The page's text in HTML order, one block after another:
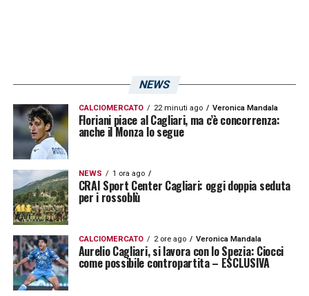
loro dichiarazioni, hanno commesso un
errore madornale: l’Udinese anticipando la
condanna, il Cagliari liquidando tutto come
una questione di campo. Posizioni che
favoriscono la partigianeria e non il dialogo,
il confronto, la presa di coscienza e la
ricerca della verità. Affidarsi alla giustizia
sportiva, sebbene perennemente tra le
polemiche e capace di auto delegittimarsi, è
l’unico modo per garantire la convivenza
NEWS
CALCIOMERCATO 22 minuti ago Veronica Mandala
Floriani piace al Cagliari, ma c’è concorrenza:
anche il Monza lo segue
NEWS 1 ora ago
CRAI Sport Center Cagliari: oggi doppia seduta
per i rossoblù
CALCIOMERCATO 2 ore ago Veronica Mandala
Aurelio Cagliari, si lavora con lo Spezia: Ciocci
come possibile contropartita – ESCLUSIVA